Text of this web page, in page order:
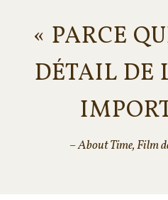
« PARCE
DÉTAIL DE
– About Time, Film